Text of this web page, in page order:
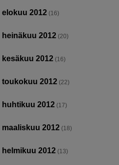
elokuu 2012 (16)
heinäkuu 2012 (20)
kesäkuu 2012 (16)
toukokuu 2012 (22)
huhtikuu 2012 (17)
maaliskuu 2012 (18)
helmikuu 2012 (13)